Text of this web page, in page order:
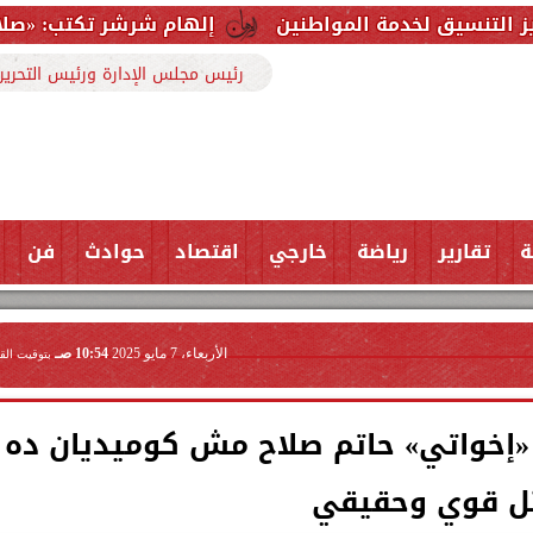
إلهام شرشر تكتب: «صلاح» ملك المحبة..
رئيس مجلس الإدارة ورئيس التحرير
تقارير رياضة خارجي اقتصاد حوادث فن
الأربعاء، 7 مايو 2025 10:54 صـ بتوقيت
حاتم صلاح مش كوميديان ده
قوي وحقيقي